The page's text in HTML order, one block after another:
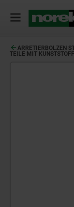
ARRETIERBOLZEN
TEILE MIT